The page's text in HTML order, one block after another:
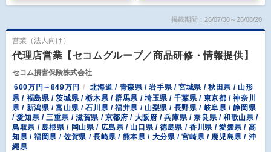
掲載期間：26/07/30～26/08/20
営業（法人向け）
代理店営業【セコムグループ／商品研修・情報提供】
セコム損害保険株式会社
600万円～849万円
北海道 / 青森県 / 岩手県 / 宮城県 / 秋田県 / 山形
県 / 福島県 / 茨城県 / 栃木県 / 群馬県 / 埼玉県 / 千葉県 / 東京都 / 神奈川
県 / 新潟県 / 富山県 / 石川県 / 福井県 / 山梨県 / 長野県 / 岐阜県 / 静岡県
/ 愛知県 / 三重県 / 滋賀県 / 京都府 / 大阪府 / 兵庫県 / 奈良県 / 和歌山県 /
鳥取県 / 島根県 / 岡山県 / 広島県 / 山口県 / 徳島県 / 香川県 / 愛媛県 / 高
知県 / 福岡県 / 佐賀県 / 長崎県 / 熊本県 / 大分県 / 宮崎県 / 鹿児島県 / 沖
縄県